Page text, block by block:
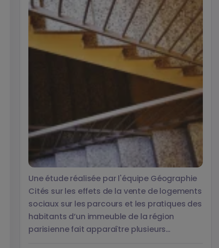
Une étude réalisée par l'équipe Géographie
Cités sur les effets de la vente de logements
sociaux sur les parcours et les pratiques des
habitants d’un immeuble de la région
parisienne fait apparaître plusieurs